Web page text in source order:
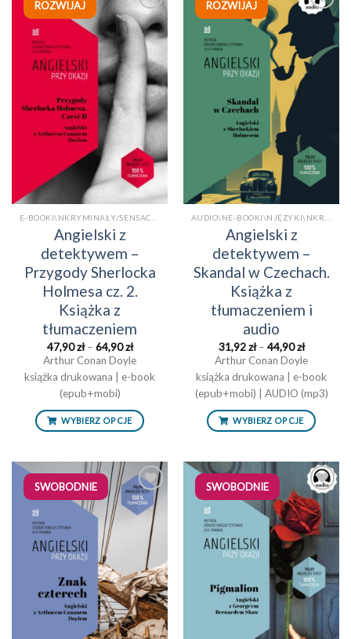
ROZWIJAJ
Dodaj
do
listy
życzeń
Angielski z
detektywem –
Przygody Sherlocka
Holmesa cz. 2.
Książka z
tłumaczeniem
47,90zł – 64,90złZakres
cen:
od
47,90 zł
Arthur Conan Doyle
książka drukowana | e-book
(epub+mobi)
WYBIERZ OPCJE
ROZWIJAJ
Dodaj
do
życzeń
Angielski z
detektywem –
Skandal w Czechach.
Książka z
tłumaczeniem i
audio
31,92zł – 44,90złZakres
cen:
od
31,92 zł
do
44,90 zł
Arthur Conan Doyle
książka drukowana | e-book
(epub+mobi) | AUDIO (mp3)
WYBIERZ OPCJE
SWOBODNIE
Dodaj
do
listy
życzeń
SWOBODNIE
Dodaj
do
życzeń